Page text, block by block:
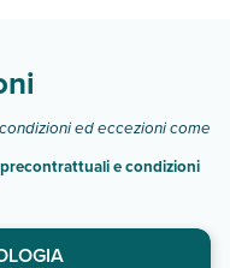
ed eccezioni come
e condizioni